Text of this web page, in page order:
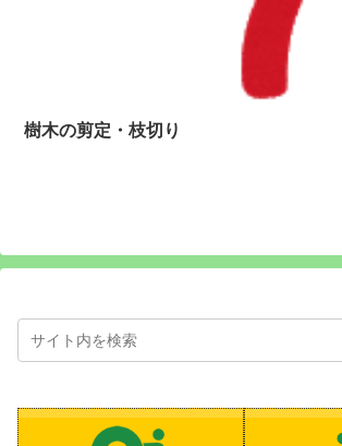
樹木の剪定・枝切り